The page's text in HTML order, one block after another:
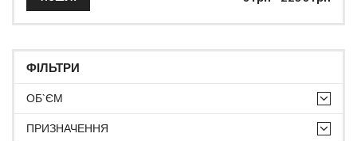
ФІЛЬТРИ
ОБ`ЄМ
ПРИЗНАЧЕННЯ